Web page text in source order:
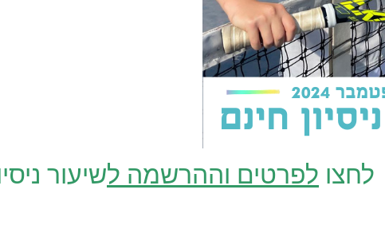
לחצו לפרטים וההרשמה לשיעור